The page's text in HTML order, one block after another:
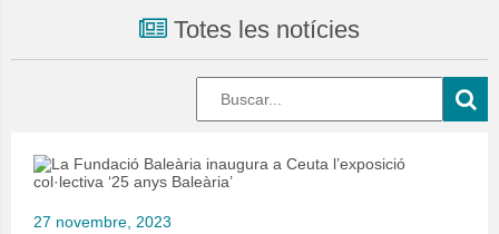
Totes les notícies
27 novembre, 2023